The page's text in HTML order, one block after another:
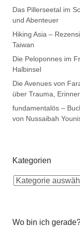
Das Pillerseetal im
und Abenteuer
Hiking Asia –
Taiwan
Die Peloponnes im
Halbinsel
Die Avenues von
über Trauma,
fundamentalös –
von Nussaibah
Kategorien
Wo bin ich